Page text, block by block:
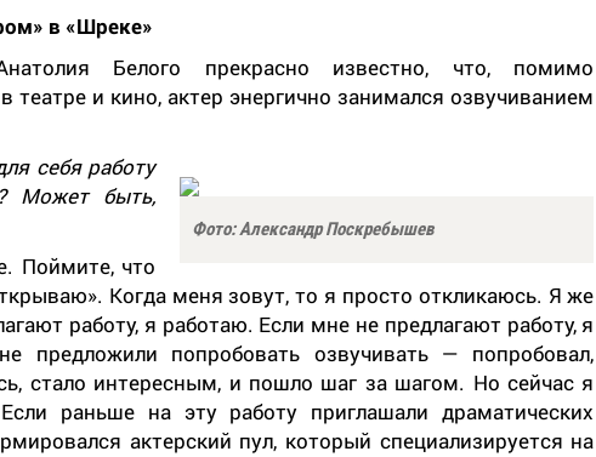
в «Шреке»
Белого прекрасно известно, что, помимо
театре и кино, актер энергично занимался озвучиванием
Фото: Александр Поскребышев
себя работу
Может быть,
Поймите, что
Когда меня зовут, то я просто откликаюсь. Я же
работу, я работаю. Если мне не предлагают работу, я
предложили попробовать озвучивать — попробовал,
стало интересным, и пошло шаг за шагом. Но сейчас я
раньше на эту работу приглашали драматических
актерский пул, который специализируется на